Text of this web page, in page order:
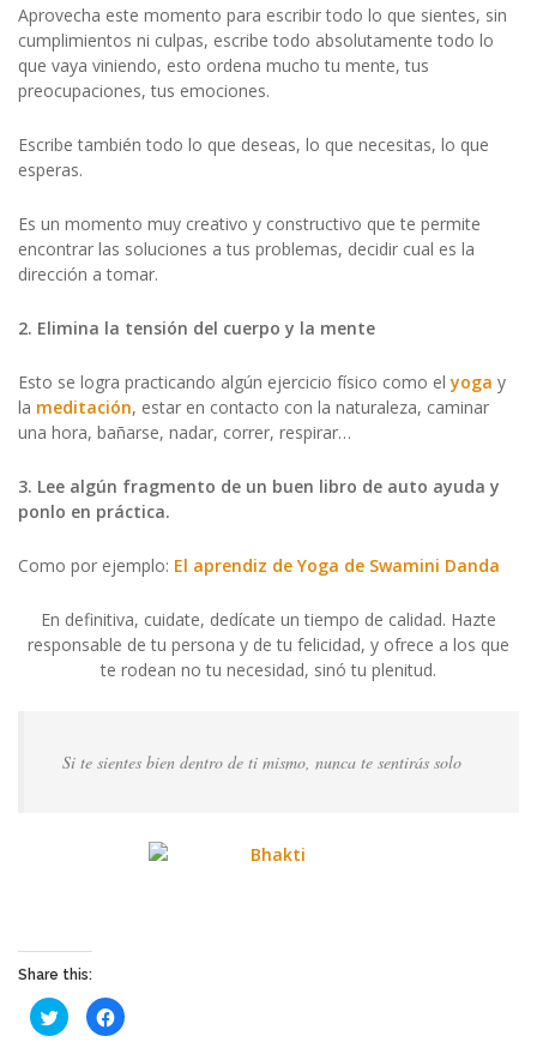
Aprovecha este momento para escribir todo lo que sientes, sin
cumplimientos ni culpas, escribe todo absolutamente todo lo
que vaya viniendo, esto ordena mucho tu mente, tus
preocupaciones, tus emociones.
Escribe también todo lo que deseas, lo que necesitas, lo que
esperas.
Es un momento muy creativo y constructivo que te permite
encontrar las soluciones a tus problemas, decidir cual es la
dirección a tomar.
2. Elimina la tensión del cuerpo y la mente
Esto se logra practicando algún ejercicio físico como elyoga y
la meditación, estar en contacto con la naturaleza, caminar
una hora, bañarse, nadar, correr, respirar…
3. Lee algún fragmento de un buen libro de auto ayuda y
ponlo en práctica.
Como por ejemplo: El aprendiz de Yoga de Swamini Danda
En definitiva, cuidate, dedícate un tiempo de calidad. Hazte
responsable de tu persona y de tu felicidad, y ofrece a los que
te rodean no tu necesidad, sinó tu plenitud.
Si te sientes bien dentro de ti mismo, nunca te sentirás solo
Share this:
Haz
clic
Haz
clic